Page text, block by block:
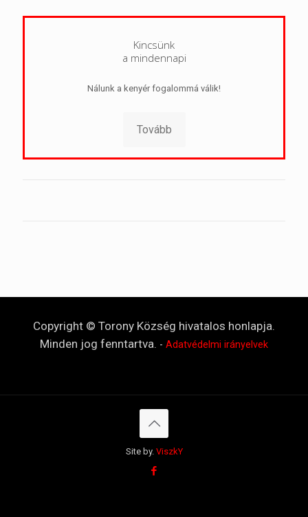
Kincsünk
a mindennapi
Nálunk a kenyér fogalommá válik!
Tovább
Copyright © Torony Község hivatalos honlapja.
Minden jog fenntartva. - Adatvédelmi irányelvek
Site by. ViszkY